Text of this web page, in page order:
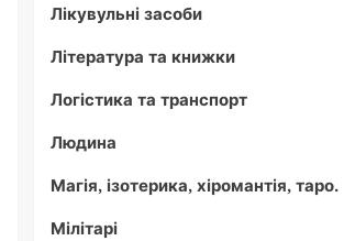
Лікувульні засоби
Література та книжки
Логістика та транспорт
Людина
Магія, ізотерика, хіромантія, таро.
Мілітарі